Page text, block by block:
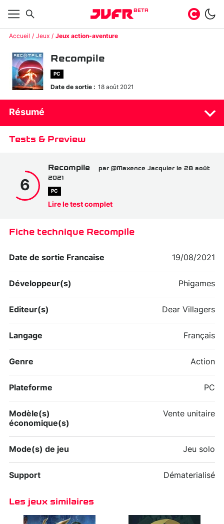
BETA
Accueil Jeux Jeux action-aventure
Recompile
PC
Date de sortie : 18 août 2021
Résumé
Tests & Preview
6
Recompile
par @Maxence Jacquier le 28 août
2021
PC
Lire le test complet
Fiche technique Recompile
Date de sortie Francaise 19/08/2021
Développeur(s) Phigames
Editeur(s) Dear Villagers
Langage Français
Genre Action
Plateforme PC
Modèle(s)
économique(s)
Vente unitaire
Mode(s) de jeu Jeu solo
Support Dématerialisé
Les jeux similaires